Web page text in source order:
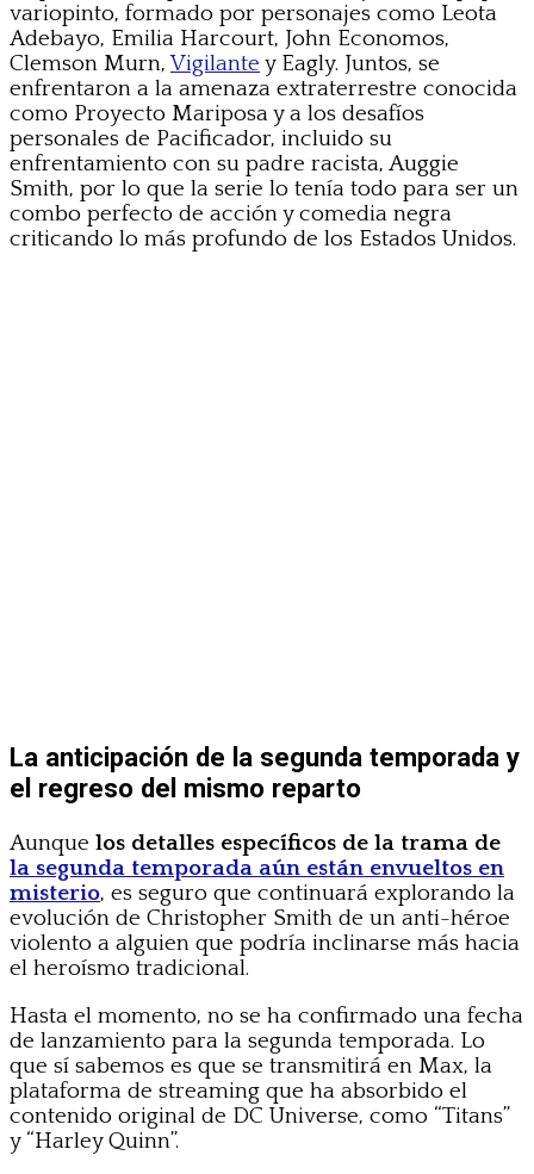
variopinto, formado por personajes como Leota
Adebayo, Emilia Harcourt, John Economos,
Clemson Murn,Vigilante y Eagly. Juntos, se
enfrentaron a la amenaza extraterrestre conocida
como Proyecto Mariposa y a los desafíos
personales de Pacificador, incluido su
enfrentamiento con su padre racista, Auggie
Smith, por lo que la serie lo tenía todo para ser un
combo perfecto de acción y comedia negra
criticando lo más profundo de los Estados Unidos.
La anticipación de la segunda temporada y
el regreso del mismo reparto
Aunque los detalles específicos de la trama de
la segunda temporada aún están envueltos en
misterio, es seguro que continuará explorando la
evolución de Christopher Smith de un anti-héroe
violento a alguien que podría inclinarse más hacia
el heroísmo tradicional.
Hasta el momento, no se ha confirmado una fecha
de lanzamiento para la segunda temporada. Lo
que sí sabemos es que se transmitirá en Max, la
plataforma de streaming que ha absorbido el
contenido original de DC Universe, como “Titans”
y “Harley Quinn”.